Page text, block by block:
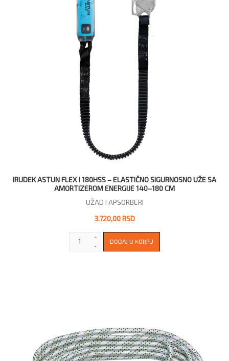
IRUDEK ASTUN FLEX I 180HSS – ELASTIČNO SIGURNOSNO UŽE SA
AMORTIZEROM ENERGIJE 140–180 CM
UŽAD I APSORBERI
3.720,00 RSD